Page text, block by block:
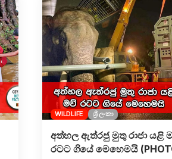
WILDLIFE ශ්‍රී ලංකා
අත්හල ඇත්රජු මුතු රාජා යළි
රටට ගියේ මෙහෙමයි